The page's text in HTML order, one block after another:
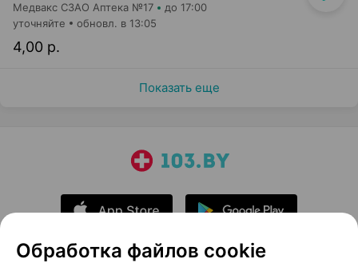
Медвакс СЗАО Аптека №17 до 17:00
4,00 р.
уточняйте обновл. в 13:05
Показать еще
Обработка файлов cookie